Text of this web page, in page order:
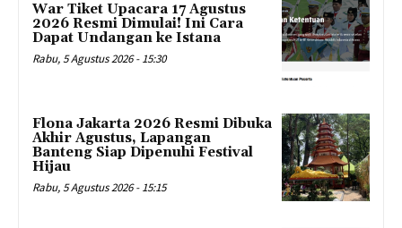
War Tiket Upacara 17 Agustus
2026 Resmi Dimulai! Ini Cara
Dapat Undangan ke Istana
Rabu, 5 Agustus 2026 - 15:30
Flona Jakarta 2026 Resmi Dibuka
Akhir Agustus, Lapangan
Banteng Siap Dipenuhi Festival
Hijau
Rabu, 5 Agustus 2026 - 15:15